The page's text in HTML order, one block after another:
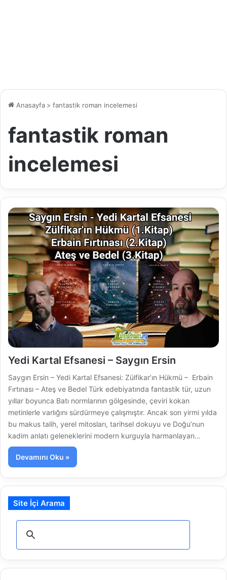
Anasayfa > fantastik roman incelemesi
fantastik roman
incelemesi
Yedi Kartal Efsanesi – Saygın Ersin
Saygın Ersin – Yedi Kartal Efsanesi: Zülfikar’ın Hükmü – Erbain
Fırtınası – Ateş ve Bedel Türk edebiyatında fantastik tür, uzun
yıllar boyunca Batı normlarının gölgesinde, çeviri kokan
metinlerle varlığını sürdürmeye çalışmıştır. Ancak son yirmi yılda
bu makus talih, yerel mitosları, tarihsel dokuyu ve Doğu’nun
kadim anlatı geleneklerini modern kurguyla harmanlayan…
Devamını Oku »
Site İçi Arama